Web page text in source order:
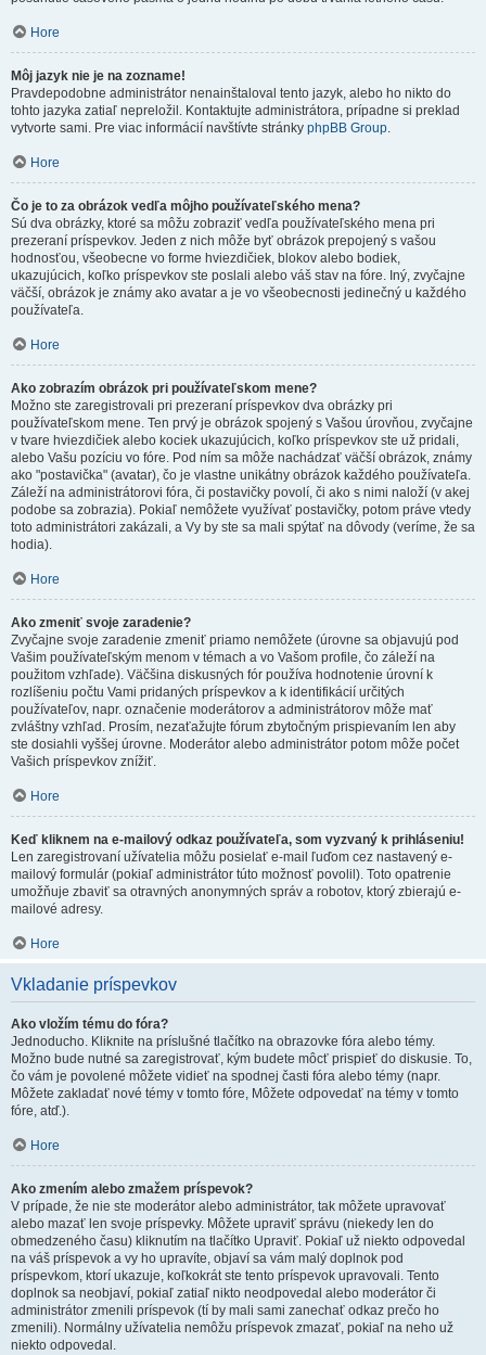
Hore
Môj jazyk nie je na zozname!
Pravdepodobne administrátor nenainštaloval tento jazyk, alebo ho nikto do
tohto jazyka zatiaľ nepreložil. Kontaktujte administrátora, prípadne si preklad
vytvorte sami. Pre viac informácií navštívte stránky phpBB Group.
Hore
Čo je to za obrázok vedľa môjho používateľského mena?
Sú dva obrázky, ktoré sa môžu zobraziť vedľa používateľského mena pri
prezeraní príspevkov. Jeden z nich môže byť obrázok prepojený s vašou
hodnosťou, všeobecne vo forme hviezdičiek, blokov alebo bodiek,
ukazujúcich, koľko príspevkov ste poslali alebo váš stav na fóre. Iný, zvyčajne
väčší, obrázok je známy ako avatar a je vo všeobecnosti jedinečný u každého
používateľa.
Hore
Ako zobrazím obrázok pri používateľskom mene?
Možno ste zaregistrovali pri prezeraní príspevkov dva obrázky pri
používateľskom mene. Ten prvý je obrázok spojený s Vašou úrovňou, zvyčajne
v tvare hviezdičiek alebo kociek ukazujúcich, koľko príspevkov ste už pridali,
alebo Vašu pozíciu vo fóre. Pod ním sa môže nachádzať väčší obrázok, známy
ako "postavička" (avatar), čo je vlastne unikátny obrázok každého používateľa.
Záleží na administrátorovi fóra, či postavičky povolí, či ako s nimi naloží (v akej
podobe sa zobrazia). Pokiaľ nemôžete využívať postavičky, potom práve vtedy
toto administrátori zakázali, a Vy by ste sa mali spýtať na dôvody (veríme, že sa
hodia).
Hore
Ako zmeniť svoje zaradenie?
Zvyčajne svoje zaradenie zmeniť priamo nemôžete (úrovne sa objavujú pod
Vašim používateľským menom v témach a vo Vašom profile, čo záleží na
použitom vzhľade). Väčšina diskusných fór používa hodnotenie úrovní k
rozlíšeniu počtu Vami pridaných príspevkov a k identifikácií určitých
používateľov, napr. označenie moderátorov a administrátorov môže mať
zvláštny vzhľad. Prosím, nezaťažujte fórum zbytočným prispievaním len aby
ste dosiahli vyššej úrovne. Moderátor alebo administrátor potom môže počet
Vašich príspevkov znížiť.
Hore
Keď kliknem na e-mailový odkaz používateľa, som vyzvaný k prihláseniu!
Len zaregistrovaní užívatelia môžu posielať e-mail ľuďom cez nastavený e-
mailový formulár (pokiaľ administrátor túto možnosť povolil). Toto opatrenie
umožňuje zbaviť sa otravných anonymných správ a robotov, ktorý zbierajú e-
mailové adresy.
Hore
Vkladanie príspevkov
Ako vložím tému do fóra?
Jednoducho. Kliknite na príslušné tlačítko na obrazovke fóra alebo témy.
Možno bude nutné sa zaregistrovať, kým budete môcť prispieť do diskusie. To,
čo vám je povolené môžete vidieť na spodnej časti fóra alebo témy (napr.
Môžete zakladať nové témy v tomto fóre, Môžete odpovedať na témy v tomto
fóre, atď.).
Hore
Ako zmením alebo zmažem príspevok?
V prípade, že nie ste moderátor alebo administrátor, tak môžete upravovať
alebo mazať len svoje príspevky. Môžete upraviť správu (niekedy len do
obmedzeného času) kliknutím na tlačítko Upraviť. Pokiaľ už niekto odpovedal
na váš príspevok a vy ho upravíte, objaví sa vám malý doplnok pod
príspevkom, ktorí ukazuje, koľkokrát ste tento príspevok upravovali. Tento
doplnok sa neobjaví, pokiaľ zatiaľ nikto neodpovedal alebo moderátor či
administrátor zmenili príspevok (tí by mali sami zanechať odkaz prečo ho
zmenili). Normálny užívatelia nemôžu príspevok zmazať, pokiaľ na neho už
niekto odpovedal.